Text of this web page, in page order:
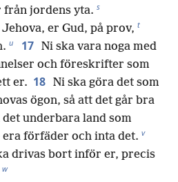
jordens yta. s
er Gud, på prov, t
u 17 Ni ska vara noga med
och föreskrifter som
er. 18 Ni ska göra det som
ögon, så att det går bra
underbara land som
era förfäder och inta det. v
drivas bort inför er, precis
w